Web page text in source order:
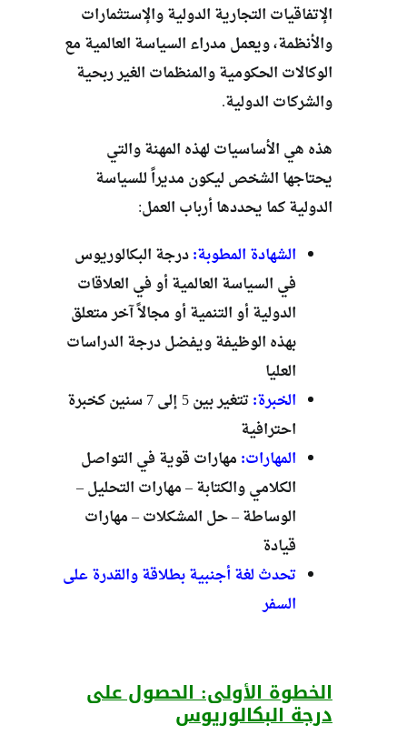
الإتفاقيات التجارية الدولية والإستثمارات
والأنظمة، ويعمل مدراء السياسة العالمية مع
الوكالات الحكومية والمنظمات الغير ربحية
والشركات الدولية.
هذه هي الأساسيات لهذه المهنة والتي
يحتاجها الشخص ليكون مديراً للسياسة
الدولية كما يحددها أرباب العمل:
الشهادة المطوبة:درجة البكالوريوس
في السياسة العالمية أو في العلاقات
الدولية أو التنمية أو مجالاً آخر متعلق
بهذه الوظيفة ويفضل درجة الدراسات
العليا
الخبرة:
تتغير بين 5 إلى 7 سنين كخبرة
احترافية
المهارات: مهارات قوية في التواصل
الكلامي والكتابة – مهارات التحليل –
الوساطة – حل المشكلات – مهارات
قيادة
تحدث لغة أجنبية بطلاقة والقدرة على
السفر
الخطوة الأولى: الحصول على
درجة البكالوريوس